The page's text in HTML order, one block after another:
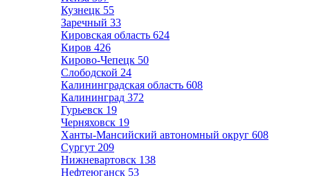
Кузнецк 55
Заречный 33
Кировская область 624
Киров 426
Кирово-Чепецк 50
Слободской 24
Калининградская область 608
Калининград 372
Гурьевск 19
Черняховск 19
Ханты-Мансийский автономный округ 608
Сургут 209
Нижневартовск 138
Нефтеюганск 53